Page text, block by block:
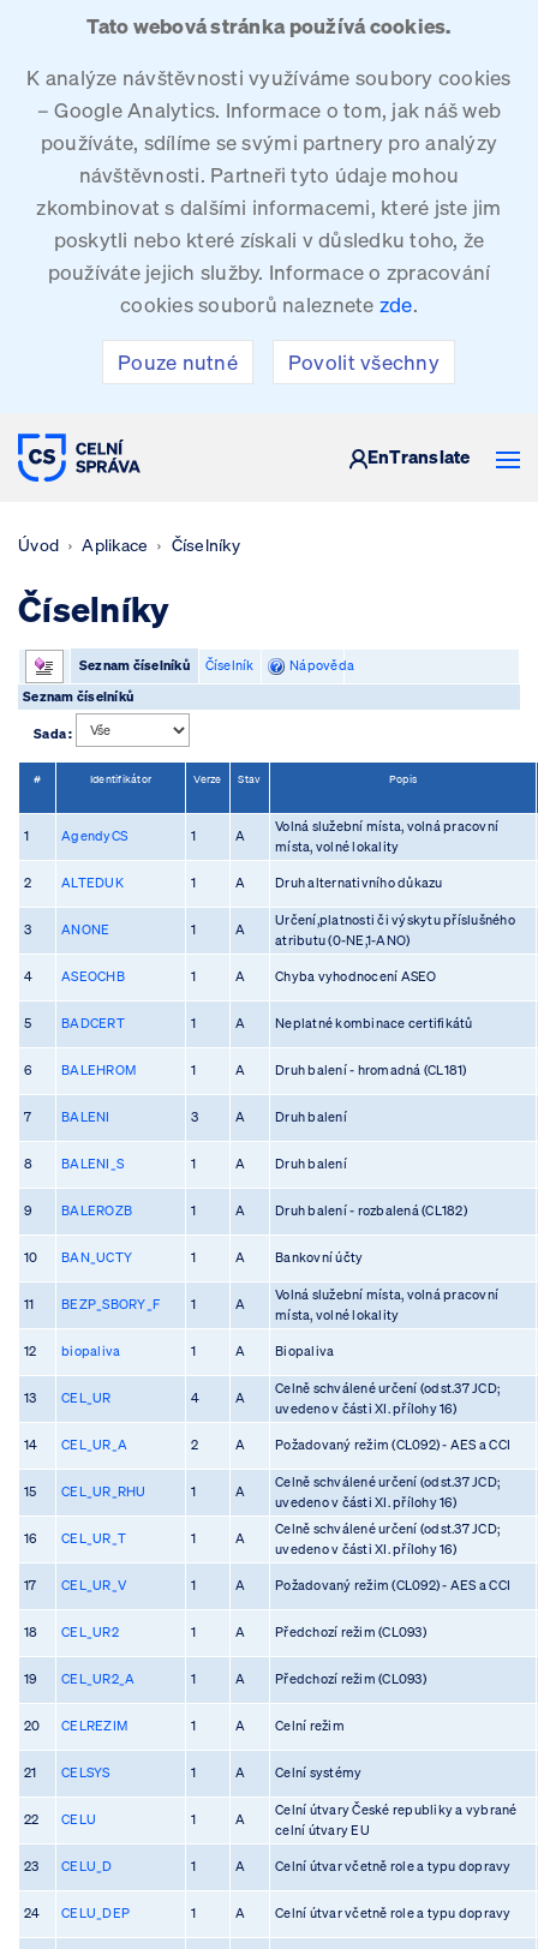
Tato webová stránka používá cookies.
K analýze návštěvnosti využíváme soubory cookies
– Google Analytics. Informace o tom, jak náš web
používáte, sdílíme se svými partnery pro analýzy
návštěvnosti. Partneři tyto údaje mohou
zkombinovat s dalšími informacemi, které jste jim
poskytli nebo které získali v důsledku toho, že
používáte jejich služby. Informace o zpracování
cookies souborů naleznete zde.
Pouze nutné Povolit všechny
CELNÍ SPRÁVA ČESKÉ REPUBLIKY
EnTranslate
Úvod Aplikace Číselníky
Číselníky
Seznam číselníků Číselník
Nápověda
Seznam číselníků
Sada :
# Identifikátor Verze Stav Popis
1 AgendyCS 1 A
Volná služební místa, volná pracovní
místa, volné lokality
2 ALTEDUK 1 A Druh alternativního důkazu
3 ANONE 1 A
Určení,platnosti či výskytu příslušného
atributu (0-NE,1-ANO)
4 ASEOCHB 1 A Chyba vyhodnocení ASEO
5 BADCERT 1 A Neplatné kombinace certifikátů
6 BALEHROM 1 A Druh balení - hromadná (CL181)
7 BALENI 3 A Druh balení
8 BALENI_S 1 A Druh balení
9 BALEROZB 1 A Druh balení - rozbalená (CL182)
10 BAN_UCTY 1 A Bankovní účty
11 BEZP_SBORY_F 1 A
Volná služební místa, volná pracovní
místa, volné lokality
12 biopaliva 1 A Biopaliva
13 CEL_UR 4 A
Celně schválené určení (odst.37 JCD;
uvedeno v části XI. přílohy 16)
14 CEL_UR_A 2 A Požadovaný režim (CL092) - AES a CCI
15 CEL_UR_RHU 1 A
Celně schválené určení (odst.37 JCD;
uvedeno v části XI. přílohy 16)
16 CEL_UR_T 1 A
Celně schválené určení (odst.37 JCD;
uvedeno v části XI. přílohy 16)
17 CEL_UR_V 1 A Požadovaný režim (CL092) - AES a CCI
18 CEL_UR2 1 A Předchozí režim (CL093)
19 CEL_UR2_A 1 A Předchozí režim (CL093)
20 CELREZIM 1 A Celní režim
21 CELSYS 1 A Celní systémy
22 CELU 1 A
Celní útvary České republiky a vybrané
celní útvary EU
23 CELU_D 1 A Celní útvar včetně role a typu dopravy
24 CELU_DEP 1 A Celní útvar včetně role a typu dopravy